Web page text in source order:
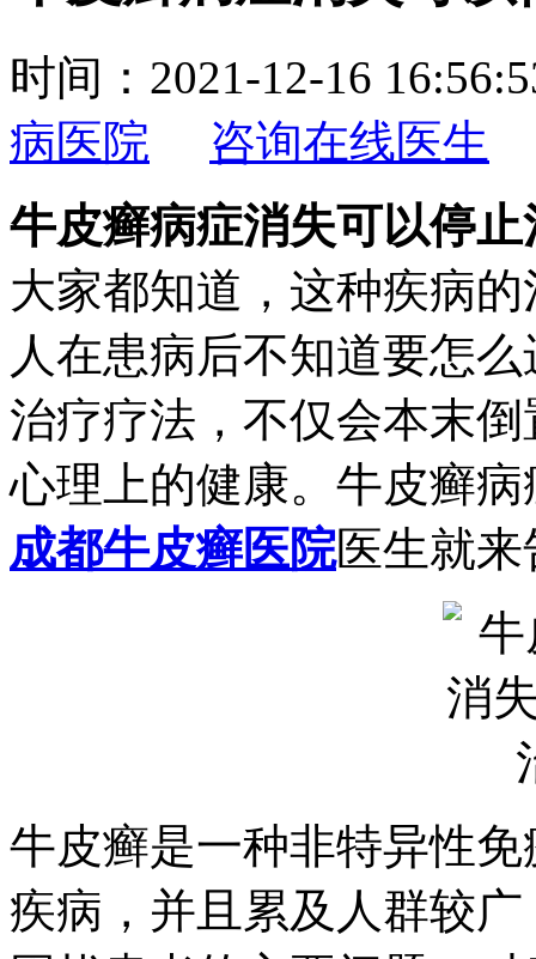
时间：2021-12-16
病医院
咨询在线医生
牛皮癣病症消失可以停止
大家都知道，这种疾病
人在患病后不知道要怎
治疗疗法，不仅会本末
心理上的健康。牛皮癣
成都牛皮癣医院医生就
牛皮癣是一种非特异性
疾病，并且累及人群较